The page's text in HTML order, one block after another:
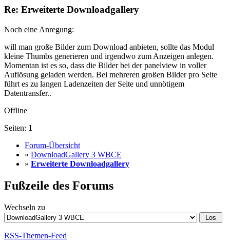
Re: Erweiterte Downloadgallery
Noch eine Anregung:
will man große Bilder zum Download anbieten, sollte das Modul
kleine Thumbs generieren und irgendwo zum Anzeigen anlegen.
Momentan ist es so, dass die Bilder bei der panelview in voller
Auflösung geladen werden. Bei mehreren großen Bilder pro Seite
führt es zu langen Ladenzeiten der Seite und unnötigem
Datentransfer..
Offline
Seiten: 1
Forum-Übersicht
» DownloadGallery 3 WBCE
» Erweiterte Downloadgallery
Fußzeile des Forums
Wechseln zu
RSS-Themen-Feed